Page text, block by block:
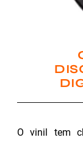
O vinil tem